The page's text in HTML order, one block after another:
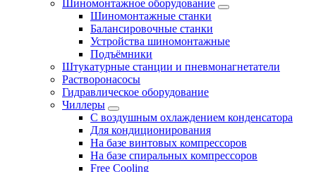
Шиномонтажное оборудование
Шиномонтажные станки
Балансировочные станки
Устройства шиномонтажные
Подъёмники
Штукатурные станции и пневмонагнетатели
Растворонасосы
Гидравлическое оборудование
Чиллеры
С воздушным охлаждением конденсатора
Для кондиционирования
На базе винтовых компрессоров
На базе спиральных компрессоров
Free Cooling